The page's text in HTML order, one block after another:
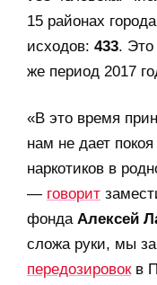
15 районах
исходов: 433. Это
же период 2017
«В это время
нам не дает
наркотиков в
— говорит
фонда Алексей
сложа руки, мы
передозировокв